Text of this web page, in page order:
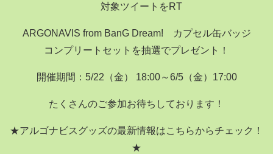
対象ツイートをRT
ARGONAVIS from BanG Dream! カプセル缶バッジ
コンプリートセットを抽選でプレゼント！
開催期間：5/22（金） 18:00～6/5（金）17:00
たくさんのご参加お待ちしております！
★アルゴナビスグッズの最新情報はこちらからチェック！
★